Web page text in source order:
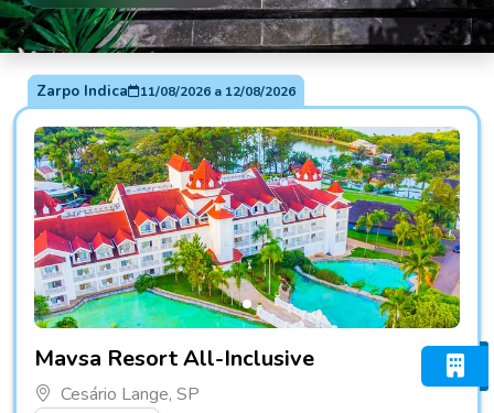
Zarpo Indica 11/08/2026a 12/08/2026
Mavsa Resort All-Inclusive
Cesário Lange, SP